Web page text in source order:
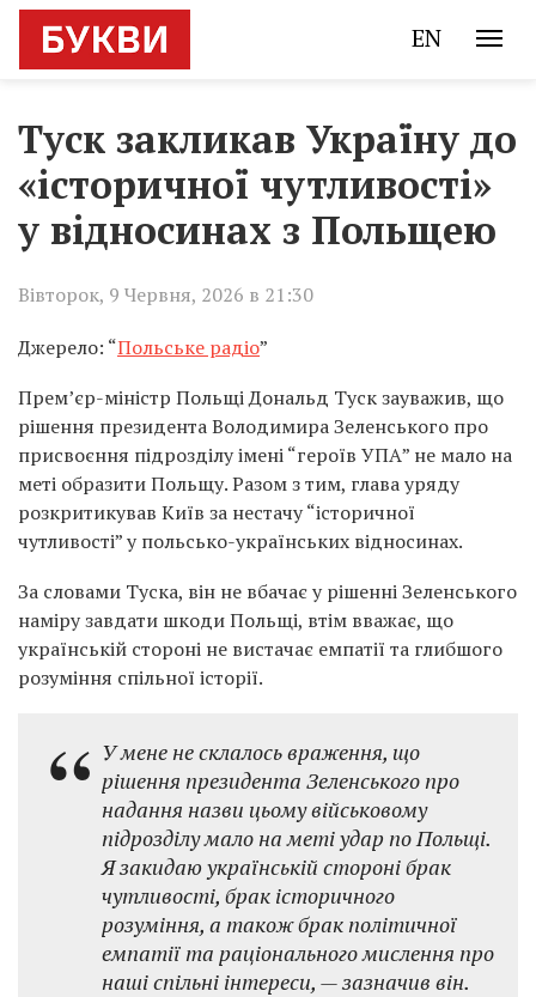
EN
Туск закликав Україну до
«історичної чутливості»
у відносинах з Польщею
Вівторок, 9 Червня, 2026 в 21:30
Джерело: “Польське радіо”
Прем’єр-міністр Польщі Дональд Туск зауважив, що
рішення президента Володимира Зеленського про
присвоєння підрозділу імені “героїв УПА” не мало на
меті образити Польщу. Разом з тим, глава уряду
розкритикував Київ за нестачу “історичної
чутливості” у польсько-українських відносинах.
За словами Туска, він не вбачає у рішенні Зеленського
наміру завдати шкоди Польщі, втім вважає, що
українській стороні не вистачає емпатії та глибшого
розуміння спільної історії.
У мене не склалось враження, що
рішення президента Зеленського про
надання назви цьому військовому
підрозділу мало на меті удар по Польщі.
Я закидаю українській стороні брак
чутливості, брак історичного
розуміння, а також брак політичної
емпатії та раціонального мислення про
наші спільні інтереси, — зазначив він.